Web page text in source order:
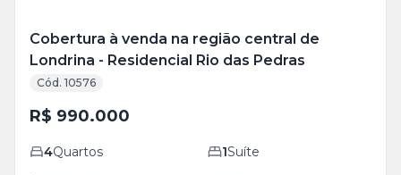
Cobertura à venda na região central de
Londrina - Residencial Rio das Pedras
Cód. 10576
R$ 990.000
4Quartos 1Suíte